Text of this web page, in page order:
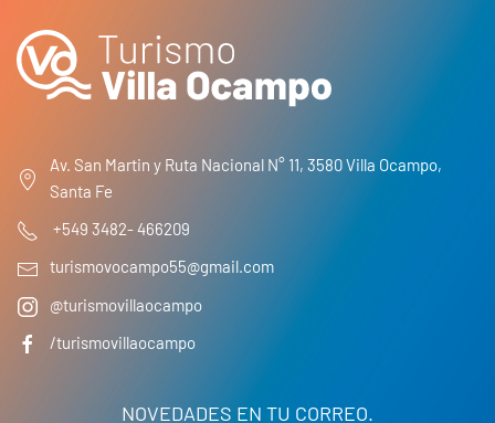
Av. San Martin y Ruta Nacional N° 11, 3580 Villa Ocampo,
Santa Fe
+549 3482- 466209
turismovocampo55@gmail.com
@turismovillaocampo
/turismovillaocampo
NOVEDADES EN TU CORREO.